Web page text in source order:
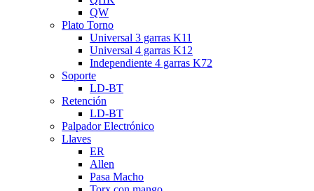
QW
Plato Torno
Universal 3 garras K11
Universal 4 garras K12
Independiente 4 garras K72
Soporte
LD-BT
Retención
LD-BT
Palpador Electrónico
Llaves
ER
Allen
Pasa Macho